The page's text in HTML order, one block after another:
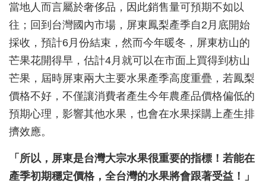
當地人而言屬於奢侈品，因此銷售量可預期不如以
往；回到台灣國內市場，屏東鳳梨產季自2月底開始
採收，預計6月份結束，然而今年暖冬，屏東枋山的
芒果花開得早，估計4月就可以在市面上買得到枋山
芒果，屆時屏東兩大主要水果產季高度重疊，若鳳梨
價格不好，不僅讓消費者產生今年農產品價格偏低的
預期心理，影響其他水果，也會在水果採購上產生排
擠效應。
「所以，屏東是台灣大宗水果很重要的指標！若能在
產季初期穩定價格，全台灣的水果將會跟著受益！」